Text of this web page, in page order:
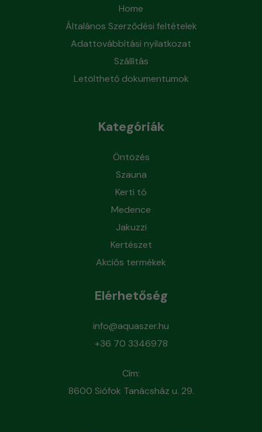
Home
Általános Szerződési feltételek
Adattovábbítási nyilatkozat
Szállítás
Letölthető dokumentumok
Kategóriák
Öntözés
Szauna
Kerti tó
Medence
Jakuzzi
Kertészet
Akciós termékek
Elérhetőség
info@aquaszer.hu
+36 70 3346978
Cím:
8600 Siófok Tanácsház u. 29.